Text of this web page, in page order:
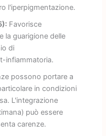
l'iperpigmentazione.
Favorisce
la guarigione delle
di
infiammatoria.
possono portare a
in condizioni
L'integrazione
può essere
carenze.